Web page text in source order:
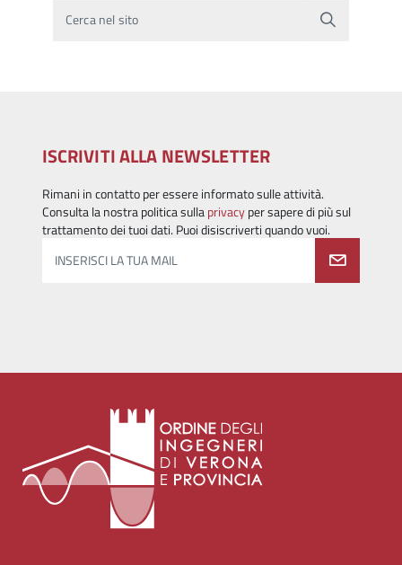
Cerca nel sito
ISCRIVITI ALLA NEWSLETTER
Rimani in contatto per essere informato sulle attività.
Consulta la nostra politica sullaprivacyper sapere di più sul
trattamento dei tuoi dati. Puoi disiscriverti quando vuoi.
INSERISCI LA TUA MAIL